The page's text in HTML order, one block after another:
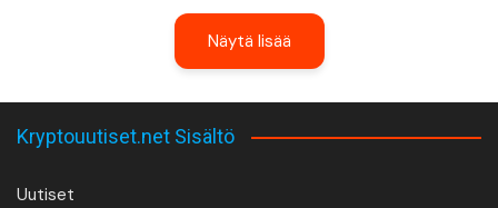
Näytä lisää
Kryptouutiset.net Sisältö
Uutiset